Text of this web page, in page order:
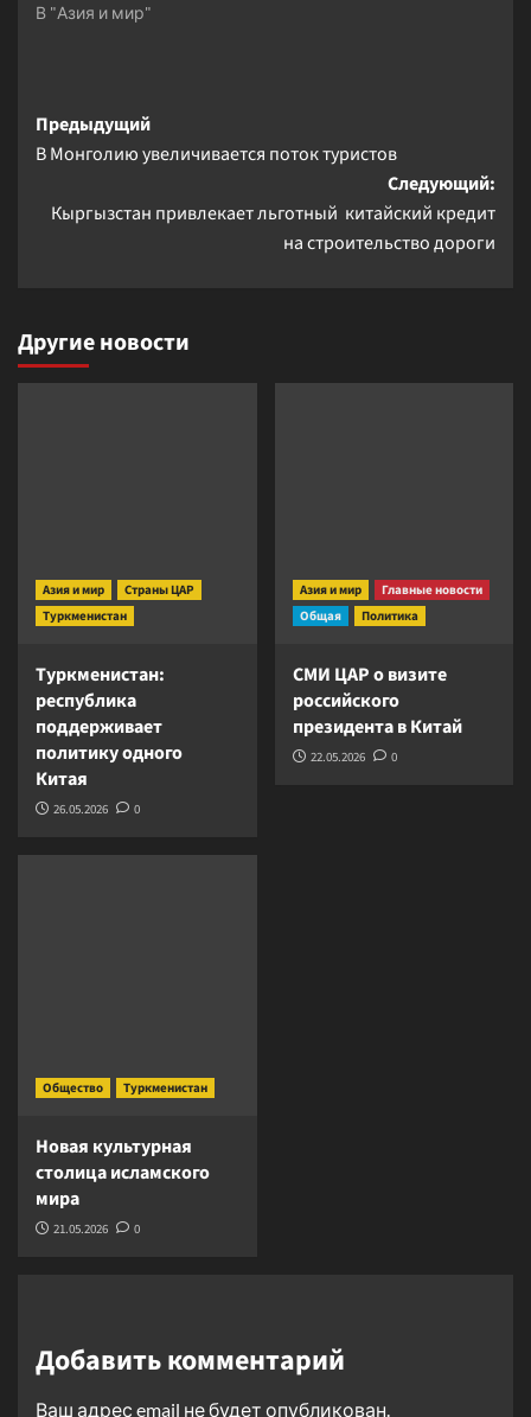
В "Азия и мир"
Навигация
записи
Предыдущий
В Монголию увеличивается поток туристов
Следующий:
Кыргызстан привлекает льготный китайский кредит
на строительство дороги
Другие новости
Азия и мир
Страны ЦАР
Туркменистан
Туркменистан:
республика
поддерживает
политику одного
Китая
26.05.2026 0
Азия и мир
Главные новости
Общая
Политика
СМИ ЦАР о визите
российского
президента в Китай
22.05.2026 0
Общество Туркменистан
Новая культурная
столица исламского
мира
21.05.2026 0
Добавить комментарий
Ваш адрес email не будет опубликован.